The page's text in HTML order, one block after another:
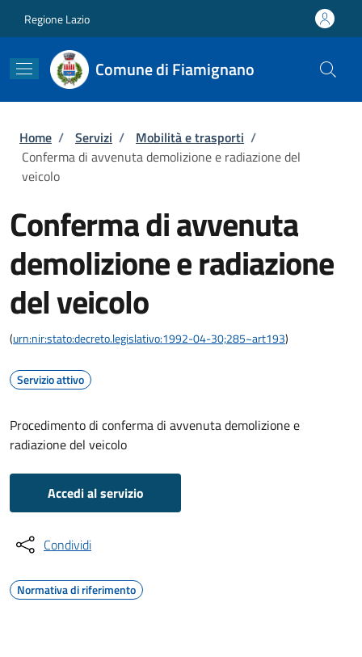
Regione Lazio
Comune di Fiamignano
Briciole di pane
Home / Servizi / Mobilità e trasporti /
Conferma di avvenuta demolizione e radiazione del
veicolo
Conferma di avvenuta
demolizione e radiazione
del veicolo
(urn:nir:stato:decreto.legislativo:1992-04-30;285~art193)
Servizio attivo
Procedimento di conferma di avvenuta demolizione e
radiazione del veicolo
Accedi al servizio
Condividi
Normativa di riferimento